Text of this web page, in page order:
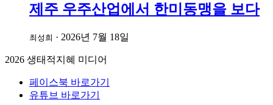
제주 우주산업에서 한미동맹을 보다
최성희 · 2026년 7월 18일
2026 생태적지혜 미디어
페이스북 바로가기
유튜브 바로가기